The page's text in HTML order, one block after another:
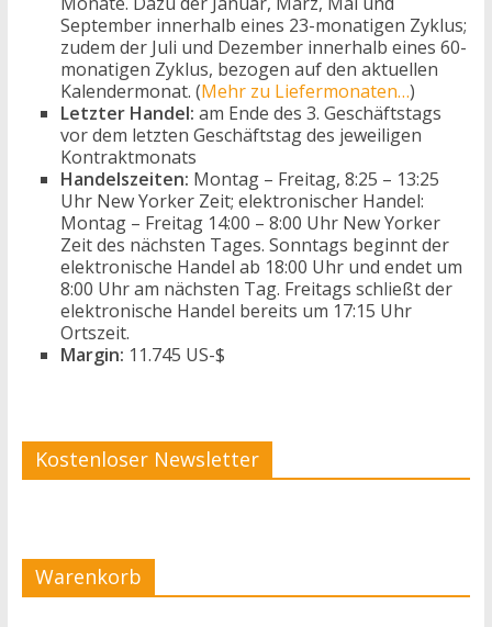
September innerhalb eines 23-monatigen Zyklus;
zudem der Juli und Dezember innerhalb eines 60-
monatigen Zyklus, bezogen auf den aktuellen
Kalendermonat. (Mehr zu Liefermonaten…)
Letzter Handel: am Ende des 3. Geschäftstags
vor dem letzten Geschäftstag des jeweiligen
Kontraktmonats
Handelszeiten: Montag – Freitag, 8:25 – 13:25
Uhr New Yorker Zeit; elektronischer Handel:
Montag – Freitag 14:00 – 8:00 Uhr New Yorker
Zeit des nächsten Tages. Sonntags beginnt der
elektronische Handel ab 18:00 Uhr und endet um
8:00 Uhr am nächsten Tag. Freitags schließt der
elektronische Handel bereits um 17:15 Uhr
Ortszeit.
Margin: 11.745 US-$
Kostenloser Newsletter
Warenkorb